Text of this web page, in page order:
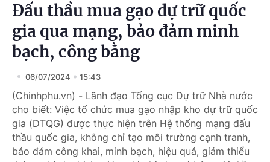
Đấu thầu mua gạo dự trữ quốc
gia qua mạng, bảo đảm minh
bạch, công bằng
06/07/2024 15:43
(Chinhphu.vn) - Lãnh đạo Tổng cục Dự trữ Nhà nước
cho biết: Việc tổ chức mua gạo nhập kho dự trữ quốc
gia (DTQG) được thực hiện trên Hệ thống mạng đấu
thầu quốc gia, không chỉ tạo môi trường cạnh tranh,
bảo đảm công khai, minh bạch, hiệu quả, giảm thiểu